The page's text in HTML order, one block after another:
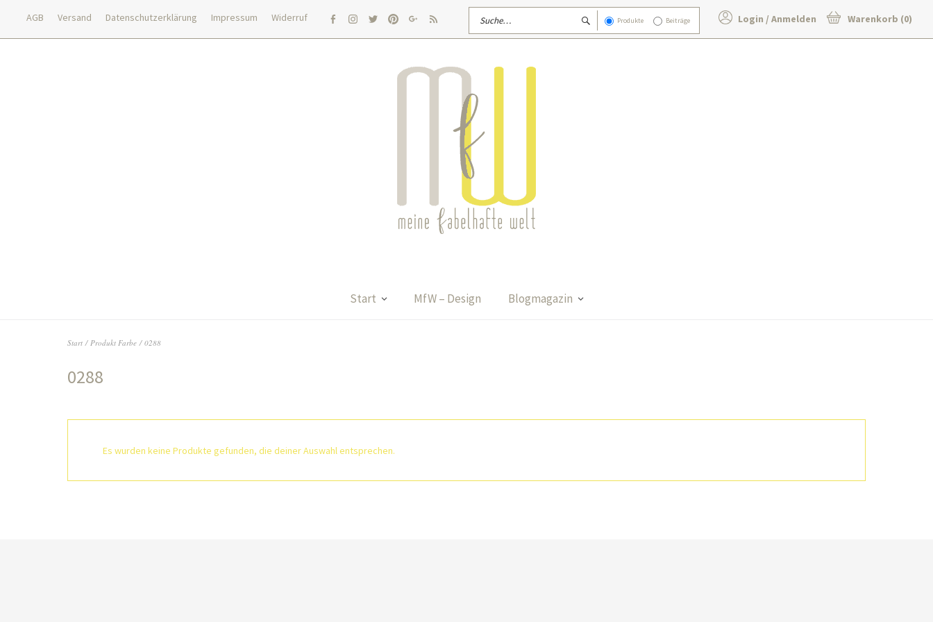
AGB Versand Datenschutzerklärung Impressum
Widerruf
facebookInstagram
twitterpinterest
google
rss
Produkte Beiträge Login / Anmelden Warenkorb (0)
Start MfW – Design Blogmagazin
Start / Produkt Farbe / 0288
0288
Es wurden keine Produkte gefunden, die deiner Auswahl entsprechen.